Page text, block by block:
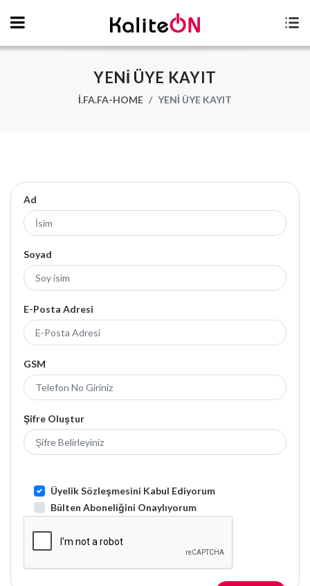
YENI ÜYE KAYIT
I.FA.FA-HOME YENI ÜYE KAYIT
Ad
Soyad
E-Posta Adresi
GSM
Şifre Oluştur
Üyelik Sözleşmesini Kabul Ediyorum
Bülten Aboneliğini Onaylıyorum